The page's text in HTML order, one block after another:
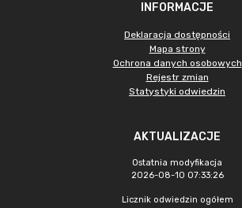
INFORMACJE
Deklaracja dostępności
Mapa strony
Ochrona danych osobowych
Rejestr zmian
Statystyki odwiedzin
AKTUALIZACJE
Ostatnia modyfikacja
2026-08-10 07:33:26
Licznik odwiedzin ogółem